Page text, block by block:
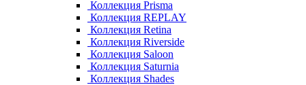
Коллекция Prisma
Коллекция REPLAY
Коллекция Retina
Коллекция Riverside
Коллекция Saloon
Коллекция Saturnia
Коллекция Shades